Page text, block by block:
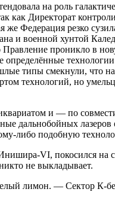
на роль
как Директорат
же Федерация резко
и военной хунтой
проникло в
определённые
типы смекнули, что
технологий, но
и — по
дальнобойных лазеров
либо подобную
VI, покосился на
не выкладывает.
лимон. — Сектор К-